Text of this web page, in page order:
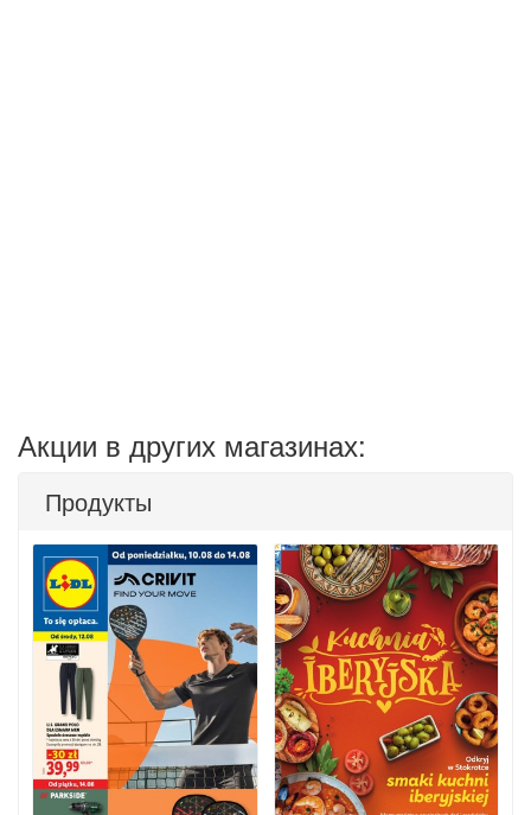
Акции в других магазинах:
Продукты